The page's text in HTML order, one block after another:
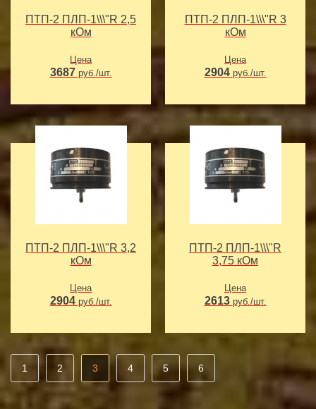
ПТП-2 ПЛП-1\\\"R 2,5
кОм
Цена
3687 руб./шт.
ПТП-2 ПЛП-1\\\"R 3
кОм
Цена
2904 руб./шт.
ПТП-2 ПЛП-1\\\"R 3,2
кОм
Цена
2904 руб./шт.
ПТП-2 ПЛП-1\\\"R
3,75 кОм
Цена
2613 руб./шт.
1 2 3 4 5 6